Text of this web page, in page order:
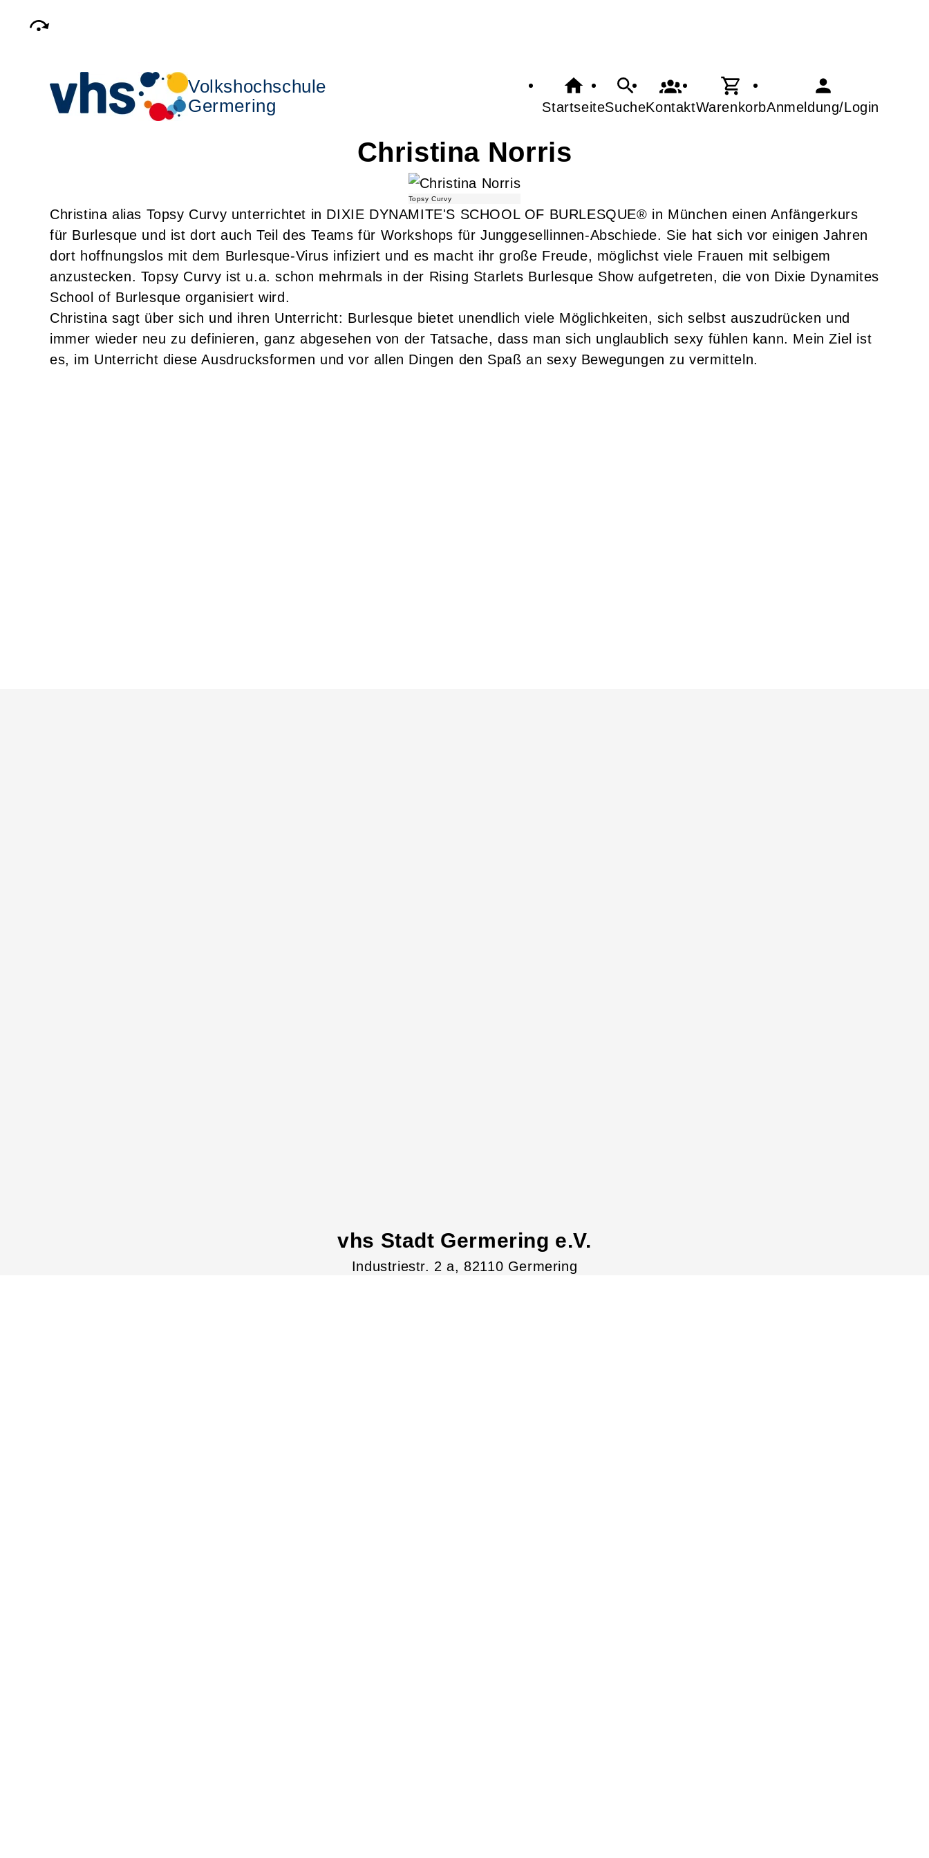
Volkshochschule
Germering
StartseiteSucheKontaktWarenkorbAnmeldung/Login
Christina Norris
Topsy Curvy
Christina alias Topsy Curvy unterrichtet in DIXIE DYNAMITE'S SCHOOL OF BURLESQUE® in München einen Anfängerkurs
für Burlesque und ist dort auch Teil des Teams für Workshops für Junggesellinnen-Abschiede. Sie hat sich vor einigen Jahren
dort hoffnungslos mit dem Burlesque-Virus infiziert und es macht ihr große Freude, möglichst viele Frauen mit selbigem
anzustecken. Topsy Curvy ist u.a. schon mehrmals in der Rising Starlets Burlesque Show aufgetreten, die von Dixie Dynamites
School of Burlesque organisiert wird.
Christina sagt über sich und ihren Unterricht: Burlesque bietet unendlich viele Möglichkeiten, sich selbst auszudrücken und
immer wieder neu zu definieren, ganz abgesehen von der Tatsache, dass man sich unglaublich sexy fühlen kann. Mein Ziel ist
es, im Unterricht diese Ausdrucksformen und vor allen Dingen den Spaß an sexy Bewegungen zu vermitteln.
vhs Stadt Germering e.V.
Industriestr. 2 a, 82110 Germering